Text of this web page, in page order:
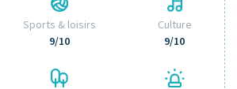
Sports & loisirs
9/10
Culture
9/10